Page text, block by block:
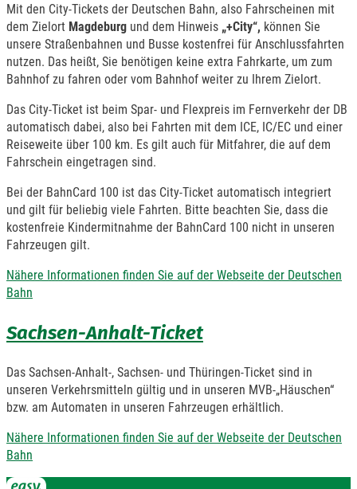
Mit den City-Tickets der Deutschen Bahn, also Fahrscheinen mit
dem Zielort Magdeburg und dem Hinweis „+City“, können Sie
unsere Straßenbahnen und Busse kostenfrei für Anschlussfahrten
nutzen. Das heißt, Sie benötigen keine extra Fahrkarte, um zum
Bahnhof zu fahren oder vom Bahnhof weiter zu Ihrem Zielort.
Das City-Ticket ist beim Spar- und Flexpreis im Fernverkehr der DB
automatisch dabei, also bei Fahrten mit dem ICE, IC/EC und einer
Reiseweite über 100 km. Es gilt auch für Mitfahrer, die auf dem
Fahrschein eingetragen sind.
Bei der BahnCard 100 ist das City-Ticket automatisch integriert
und gilt für beliebig viele Fahrten. Bitte beachten Sie, dass die
kostenfreie Kindermitnahme der BahnCard 100 nicht in unseren
Fahrzeugen gilt.
Nähere Informationen finden Sie auf der Webseite der Deutschen
Bahn
Sachsen-Anhalt-Ticket
Das Sachsen-Anhalt-, Sachsen- und Thüringen-Ticket sind in
unseren Verkehrsmitteln gültig und in unseren MVB-„Häuschen“
bzw. am Automaten in unseren Fahrzeugen erhältlich.
Nähere Informationen finden Sie auf der Webseite der Deutschen
Bahn